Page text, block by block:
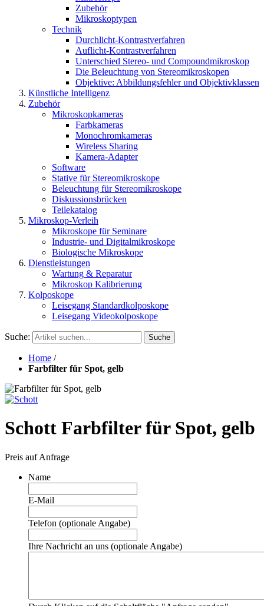
Zubehör
Mikroskoptypen
Technik
Durchlicht-Kontrastverfahren
Auflicht-Kontrastverfahren
Unterschied Stereo- und Compoundmikroskop
Die Beleuchtung von Stereomikroskopen
Objektive: Abbildungsfehler und Objektivklassen
Künstliche Intelligenz
Zubehör
Mikroskopkameras
Farbkameras
Monochromkameras
Wireless Sharing
Kamera-Adapter
Software
Stative für Stereomikroskope
Beleuchtung für Stereomikroskope
Diskussionsbrücken
Teilekatalog
Mikroskop-Verleih
Mikroskope für Seminare
Industrie- und Digitalmikroskope
Biologische Mikroskope
Dienstleistungen
Wartung & Reparatur
Mikroskop Kalibrierung
Kolposkope
Leisegang Standardkolposkope
Leisegang Videokolposkope
Suche: Suche
Home /
Farbfilter für Spot, gelb
Schott Farbfilter für Spot, gelb
Preis auf Anfrage
Name
E-Mail
Telefon (optionale Angabe)
Ihre Nachricht an uns (optionale Angabe)